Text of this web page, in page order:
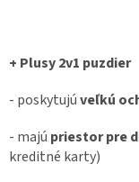
+ Plusy 2v1 puzdier
- poskytujúveľkú
- majú priestor pre
kreditné karty)